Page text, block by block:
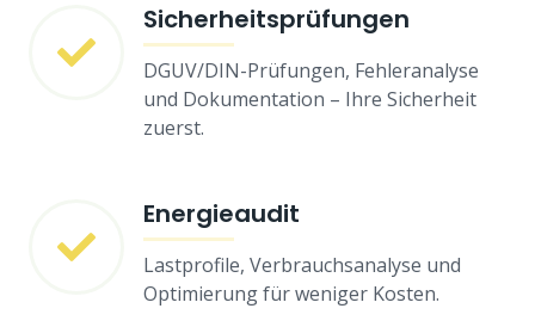
Sicherheitsprüfungen
DGUV/DIN-Prüfungen, Fehleranalyse
und Dokumentation – Ihre Sicherheit
zuerst.
Energieaudit
Lastprofile, Verbrauchsanalyse und
Optimierung für weniger Kosten.